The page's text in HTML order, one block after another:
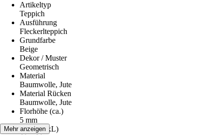
Artikeltyp
Teppich
Ausführung
Fleckerlteppich
Grundfarbe
Beige
Dekor / Muster
Geometrisch
Material
Baumwolle, Jute
Material Rücken
Baumwolle, Jute
Florhöhe (ca.)
5 mm
Maße (BxL)
Mehr anzeigen